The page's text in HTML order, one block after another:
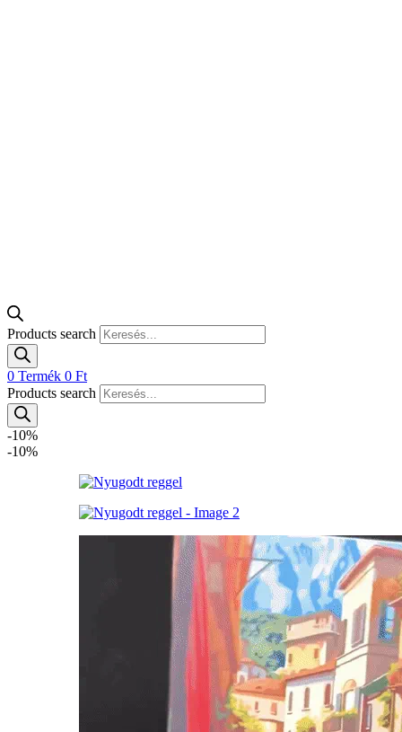
Products search
0 Termék 0 Ft
Products search
-10%
-10%